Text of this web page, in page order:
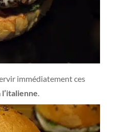
immédiatement ces
.